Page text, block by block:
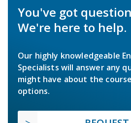
You've got
We're here to help.
Our highly knowledgeable
Specialists will answer any
might have about the
options.